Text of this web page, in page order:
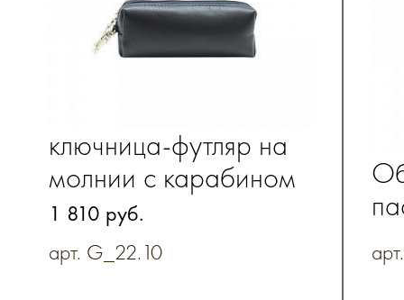
ключница-футляр на
молнии с карабином
из натуральной кожи
1 810 руб.
арт. G_22.10